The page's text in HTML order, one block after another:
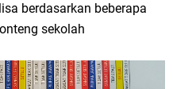
berdasarkan beberapa
sekolah